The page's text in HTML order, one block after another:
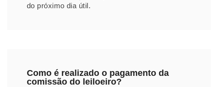
do próximo dia útil.
Como é realizado o pagamento da
comissão do leiloeiro?